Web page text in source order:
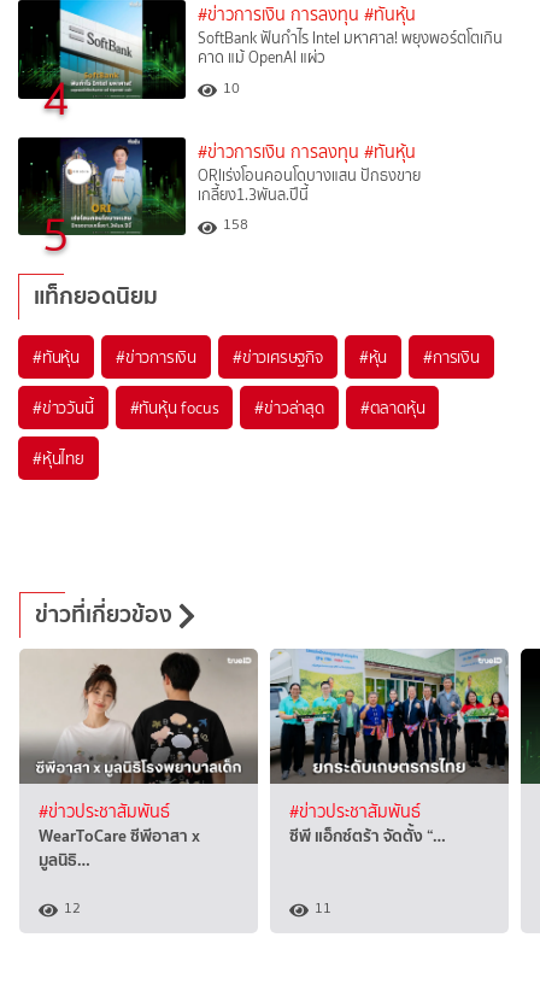
4
#ข่าวการเงิน การลงทุน #ทันหุ้น
SoftBank ฟันกำไร Intel มหาศาล! พยุงพอร์ตโตเกิน
คาด แม้ OpenAI แผ่ว
10
5
#ข่าวการเงิน การลงทุน #ทันหุ้น
ORIเร่งโอนคอนโดบางแสน ปักธงขาย
เกลี้ยง1.3พันล.ปีนี้
158
แท็กยอดนิยม
#ทันหุ้น #ข่าวการเงิน #ข่าวเศรษฐกิจ #หุ้น #การเงิน
#ข่าววันนี้ #ทันหุ้น focus #ข่าวล่าสุด #ตลาดหุ้น
#หุ้นไทย
ข่าวที่เกี่ยวข้อง
#ข่าวประชาสัมพันธ์
WearToCare ซีพีอาสา x
มูลนิธิ…
12
#ข่าวประชาสัมพันธ์
ซีพี แอ็กซ์ตร้า จัดตั้ง “…
11